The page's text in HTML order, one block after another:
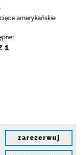
amerykańskie
1
zarezerwuj